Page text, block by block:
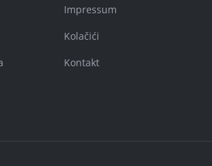
Impressum
Kolačići
Kontakt